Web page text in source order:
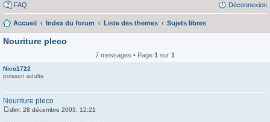
FAQ Déconnexion
Accueil Index du forum Liste des themes Sujets libres
Nouriture pleco
7 messages • Page 1 sur 1
Nico1722
poisson adulte
Nouriture pleco
dim. 28 décembre 2003, 12:21